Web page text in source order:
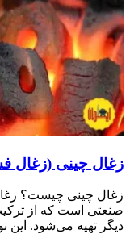
زغال چینی (زغال
زغال چینی چیست؟
صنعتی است که از
دیگر تهیه می‌شود. این